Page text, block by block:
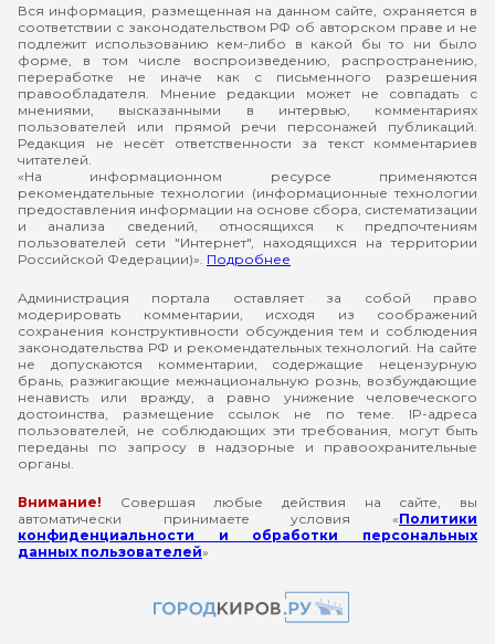
Вся информация, размещенная на данном сайте, охраняется в
соответствии с законодательством РФ об авторском праве и не
подлежит использованию кем-либо в какой бы то ни было
форме, в том числе воспроизведению, распространению,
переработке не иначе как с письменного разрешения
правообладателя. Мнение редакции может не совпадать с
мнениями, высказанными в интервью, комментариях
пользователей или прямой речи персонажей публикаций.
Редакция не несёт ответственности за текст комментариев
читателей.
«На информационном ресурсе применяются
рекомендательные технологии (информационные технологии
предоставления информации на основе сбора, систематизации
и анализа сведений, относящихся к предпочтениям
пользователей сети "Интернет", находящихся на территории
Российской Федерации)». Подробнее
Администрация портала оставляет за собой право
модерировать комментарии, исходя из соображений
сохранения конструктивности обсуждения тем и соблюдения
законодательства РФ и рекомендательных технологий. На сайте
не допускаются комментарии, содержащие нецензурную
брань, разжигающие межнациональную рознь, возбуждающие
ненависть или вражду, а равно унижение человеческого
достоинства, размещение ссылок не по теме. IP-адреса
пользователей, не соблюдающих эти требования, могут быть
переданы по запросу в надзорные и правоохранительные
органы.
Внимание! Совершая любые действия на сайте, вы
автоматически принимаете условия «Политики
конфиденциальности и обработки персональных
данных пользователей»